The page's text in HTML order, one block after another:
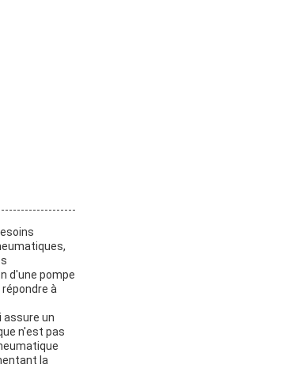
d'une pompe
à
assure un
n'est pas
la